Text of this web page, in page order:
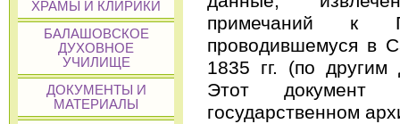
ХРАМЫ И КЛИРИКИ
БАЛАШОВСКОЕ
ДУХОВНОЕ
УЧИЛИЩЕ
ДОКУМЕНТЫ И
МАТЕРИАЛЫ
примечаний к
проводившемуся в
1835 гг. (по
Этот документ
государственном